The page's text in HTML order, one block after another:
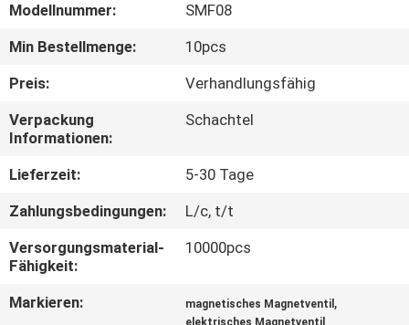
QUALITÄTSKONTROLLE
TRETEN
SIE
MIT
UNS
IN
VERBINDUNG
Modellnummer:
SMF08
Min Bestellmenge:
10pcs
Preis:
Verhandlungsfähig
Verpackung
Informationen:
Schachtel
Lieferzeit:
5-30 Tage
Zahlungsbedingungen:
L/c, t/t
Versorgungsmaterial-
Fähigkeit:
10000pcs
Markieren: magnetisches Magnetventil ,